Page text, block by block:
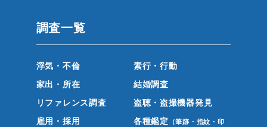
調査一覧
浮気・不倫
素行・行動
家出・所在
結婚調査
リファレンス調査
盗聴・盗撮機器発見
雇用・採用
各種鑑定 （筆跡・指紋・印